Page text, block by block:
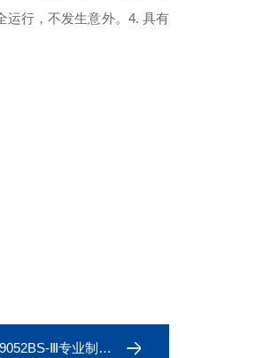
行，不发生意外。 4. 具有
Ⅲ专业制造厂家